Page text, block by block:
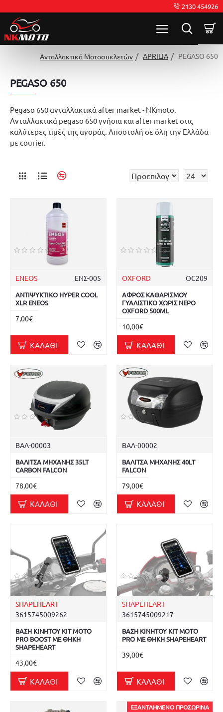
2130 454926
Ανταλλακτικά Μοτοσυκλετών APRILIA PEGASO 650
PEGASO 650
Pegaso 650 ανταλλακτικά after market - NKmoto.
Ανταλλακτικά pegaso 650 γνήσια και after market στις
καλύτερες τιμές της αγοράς. Αποστολή σε όλη την Ελλάδα
με courier.
ENEOS ΕΝΣ-005
ΑΝΤΙΨΥΚΤΙΚΟ HYPER COOL
XLR ENEOS
7,00€
ΚΑΛΆΘΙ
OXFORD OC209
ΑΦΡΟΣ ΚΑΘΑΡΙΣΜΟΥ
ΓΥΑΛΙΣΤΙΚΟ ΧΩΡΙΣ ΝΕΡΟ
OXFORD 500ML
10,00€
ΚΑΛΆΘΙ
ΒΑΛ-00003
ΒΑΛΙΤΣΑ ΜΗΧΑΝΗΣ 35LT
CARBON FALCON
78,00€
ΚΑΛΆΘΙ
ΒΑΛ-00002
ΒΑΛΙΤΣΑ ΜΗΧΑΝΗΣ 40LT
FALCON
79,00€
ΚΑΛΆΘΙ
SHAPEHEART
3615745009262
ΒΑΣΗ ΚΙΝΗΤΟΥ ΚΙΤ MOTO
PRO BOOST ΜΕ ΘΗΚΗ
SHAPEHEART
43,00€
ΚΑΛΆΘΙ
SHAPEHEART
3615745009217
ΒΑΣΗ ΚΙΝΗΤΟΥ ΚΙΤ MOTO
PRO ΜΕ ΘΗΚΗ SHAPEHEART
39,00€
ΚΑΛΆΘΙ
ΕΞΑΝΤΛΗΜΈΝΟ ΠΡΟΣΩΡΙΝΆ